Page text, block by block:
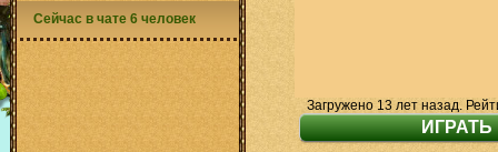
Загружено 13 лет назад.
Сейчас в чате 6 человек